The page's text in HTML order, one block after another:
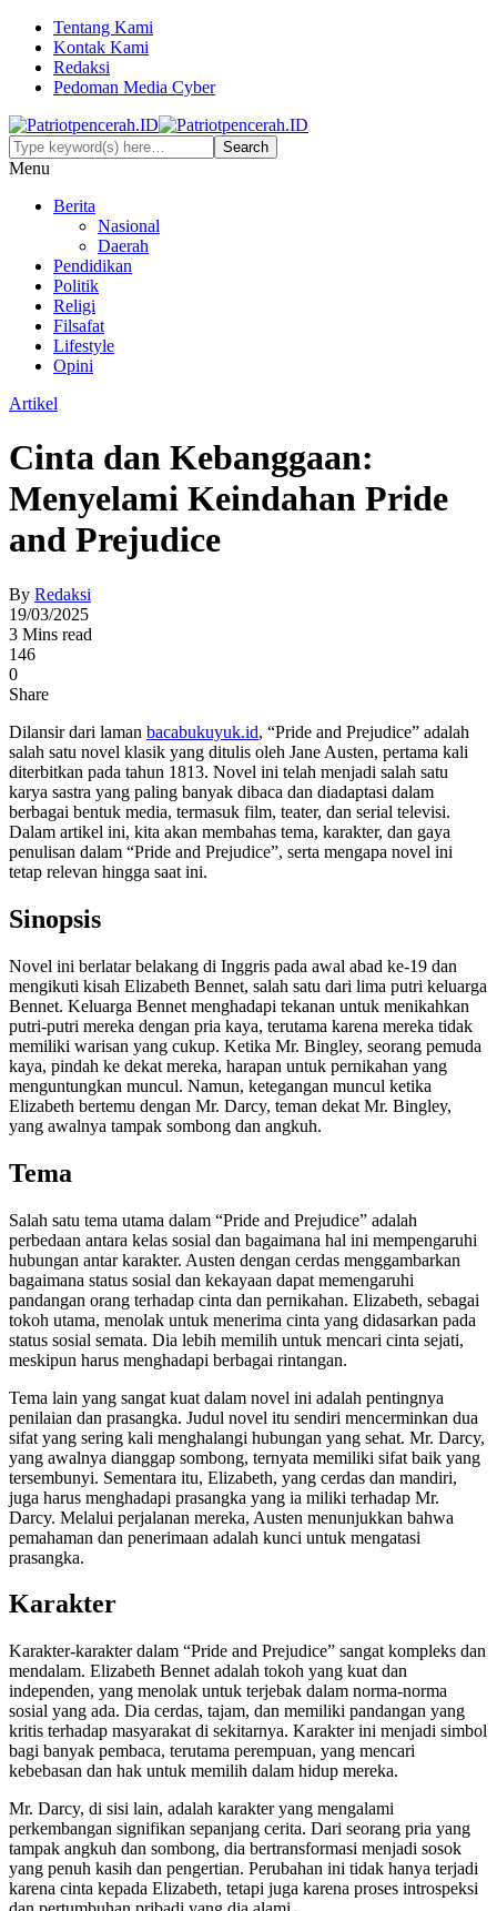
Tentang Kami
Kontak Kami
Redaksi
Pedoman Media Cyber
Menu
Berita
Nasional
Daerah
Pendidikan
Politik
Religi
Filsafat
Lifestyle
Opini
Artikel
Cinta dan Kebanggaan:
Menyelami Keindahan Pride
and Prejudice
By Redaksi
19/03/2025
3 Mins read
146
0
Share
Dilansir dari laman bacabukuyuk.id, “Pride and Prejudice” adalah
salah satu novel klasik yang ditulis oleh Jane Austen, pertama kali
diterbitkan pada tahun 1813. Novel ini telah menjadi salah satu
karya sastra yang paling banyak dibaca dan diadaptasi dalam
berbagai bentuk media, termasuk film, teater, dan serial televisi.
Dalam artikel ini, kita akan membahas tema, karakter, dan gaya
penulisan dalam “Pride and Prejudice”, serta mengapa novel ini
tetap relevan hingga saat ini.
Sinopsis
Novel ini berlatar belakang di Inggris pada awal abad ke-19 dan
mengikuti kisah Elizabeth Bennet, salah satu dari lima putri keluarga
Bennet. Keluarga Bennet menghadapi tekanan untuk menikahkan
putri-putri mereka dengan pria kaya, terutama karena mereka tidak
memiliki warisan yang cukup. Ketika Mr. Bingley, seorang pemuda
kaya, pindah ke dekat mereka, harapan untuk pernikahan yang
menguntungkan muncul. Namun, ketegangan muncul ketika
Elizabeth bertemu dengan Mr. Darcy, teman dekat Mr. Bingley,
yang awalnya tampak sombong dan angkuh.
Tema
Salah satu tema utama dalam “Pride and Prejudice” adalah
perbedaan antara kelas sosial dan bagaimana hal ini mempengaruhi
hubungan antar karakter. Austen dengan cerdas menggambarkan
bagaimana status sosial dan kekayaan dapat memengaruhi
pandangan orang terhadap cinta dan pernikahan. Elizabeth, sebagai
tokoh utama, menolak untuk menerima cinta yang didasarkan pada
status sosial semata. Dia lebih memilih untuk mencari cinta sejati,
meskipun harus menghadapi berbagai rintangan.
Tema lain yang sangat kuat dalam novel ini adalah pentingnya
penilaian dan prasangka. Judul novel itu sendiri mencerminkan dua
sifat yang sering kali menghalangi hubungan yang sehat. Mr. Darcy,
yang awalnya dianggap sombong, ternyata memiliki sifat baik yang
tersembunyi. Sementara itu, Elizabeth, yang cerdas dan mandiri,
juga harus menghadapi prasangka yang ia miliki terhadap Mr.
Darcy. Melalui perjalanan mereka, Austen menunjukkan bahwa
pemahaman dan penerimaan adalah kunci untuk mengatasi
prasangka.
Karakter
Karakter-karakter dalam “Pride and Prejudice” sangat kompleks dan
mendalam. Elizabeth Bennet adalah tokoh yang kuat dan
independen, yang menolak untuk terjebak dalam norma-norma
sosial yang ada. Dia cerdas, tajam, dan memiliki pandangan yang
kritis terhadap masyarakat di sekitarnya. Karakter ini menjadi simbol
bagi banyak pembaca, terutama perempuan, yang mencari
kebebasan dan hak untuk memilih dalam hidup mereka.
Mr. Darcy, di sisi lain, adalah karakter yang mengalami
perkembangan signifikan sepanjang cerita. Dari seorang pria yang
tampak angkuh dan sombong, dia bertransformasi menjadi sosok
yang penuh kasih dan pengertian. Perubahan ini tidak hanya terjadi
karena cinta kepada Elizabeth, tetapi juga karena proses introspeksi